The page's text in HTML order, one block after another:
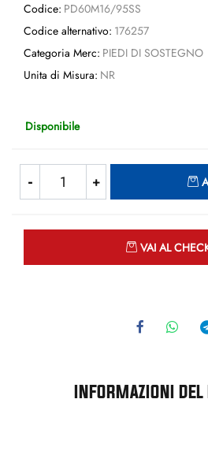
Codice: PD60M16/95SS
Codice alternativo: 176257
Categoria Merc: PIEDI DI SOSTEGNO
Unita di Misura: NR
Disponibile
VAI AL
INFORMAZIONI DEL